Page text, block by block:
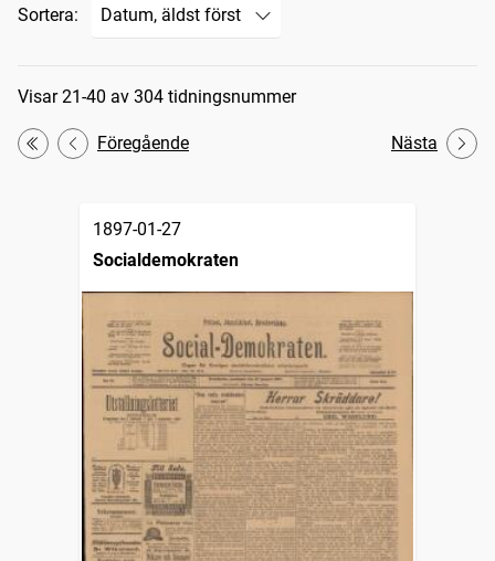
Sortera:
Sökresultat
Visar 21-40 av 304 tidningsnummer
Första
Föregående Nästa
1897-01-27
Socialdemokraten